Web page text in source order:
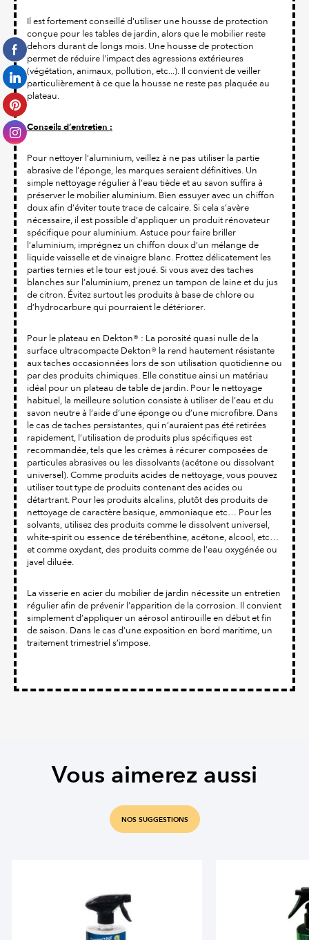
Il est fortement conseillé d'utiliser une housse de protection
conçue pour les tables de jardin, alors que le mobilier reste
dehors durant de longs mois. Une housse de protection
permet de réduire l'impact des agressions extérieures
(végétation, animaux, pollution, etc...). Il convient de veiller
particulièrement à ce que la housse ne reste pas plaquée au
plateau.
Conseils d’entretien :
Pour nettoyer l’aluminium, veillez à ne pas utiliser la partie
abrasive de l’éponge, les marques seraient définitives. Un
simple nettoyage régulier à l’eau tiède et au savon suffira à
préserver le mobilier aluminium. Bien essuyer avec un chiffon
doux afin d’éviter toute trace de calcaire. Si cela s’avère
nécessaire, il est possible d’appliquer un produit rénovateur
spécifique pour aluminium. Astuce pour faire briller
l’aluminium, imprégnez un chiffon doux d’un mélange de
liquide vaisselle et de vinaigre blanc. Frottez délicatement les
parties ternies et le tour est joué. Si vous avez des taches
blanches sur l’aluminium, prenez un tampon de laine et du jus
de citron. Évitez surtout les produits à base de chlore ou
d’hydrocarbure qui pourraient le détériorer.
Pour le plateau en Dekton® : La porosité quasi nulle de la
surface ultracompacte Dekton® la rend hautement résistante
aux taches occasionnées lors de son utilisation quotidienne ou
par des produits chimiques. Elle constitue ainsi un matériau
idéal pour un plateau de table de jardin. Pour le nettoyage
habituel, la meilleure solution consiste à utiliser de l’eau et du
savon neutre à l’aide d’une éponge ou d’une microfibre. Dans
le cas de taches persistantes, qui n’auraient pas été retirées
rapidement, l’utilisation de produits plus spécifiques est
recommandée, tels que les crèmes à récurer composées de
particules abrasives ou les dissolvants (acétone ou dissolvant
universel). Comme produits acides de nettoyage, vous pouvez
utiliser tout type de produits contenant des acides ou
détartrant. Pour les produits alcalins, plutôt des produits de
nettoyage de caractère basique, ammoniaque etc… Pour les
solvants, utilisez des produits comme le dissolvent universel,
white-spirit ou essence de térébenthine, acétone, alcool, etc…
et comme oxydant, des produits comme de l’eau oxygénée ou
javel diluée.
La visserie en acier du mobilier de jardin nécessite un entretien
régulier afin de prévenir l’apparition de la corrosion. Il convient
simplement d’appliquer un aérosol antirouille en début et fin
de saison. Dans le cas d’une exposition en bord maritime, un
traitement trimestriel s’impose.
Vous aimerez aussi
NOS SUGGESTIONS